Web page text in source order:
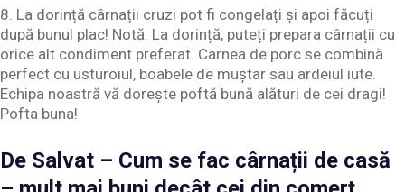
8. La dorință cârnații cruzi pot fi congelați și apoi făcuți
după bunul plac! Notă: La dorință, puteți prepara cârnații cu
orice alt condiment preferat. Carnea de porc se combină
perfect cu usturoiul, boabele de muștar sau ardeiul iute.
Echipa noastră vă dorește poftă bună alături de cei dragi!
Pofta buna!
De Salvat – Cum se fac cârnații de casă